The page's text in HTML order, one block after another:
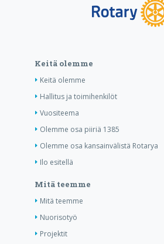
Keitä olemme
Keitä olemme
Hallitus ja toimihenkilöt
Vuositeema
Olemme osa piiriä 1385
Olemme osa kansainvälistä Rotarya
Ilo esitellä
Mitä teemme
Mitä teemme
Nuorisotyö
Projektit